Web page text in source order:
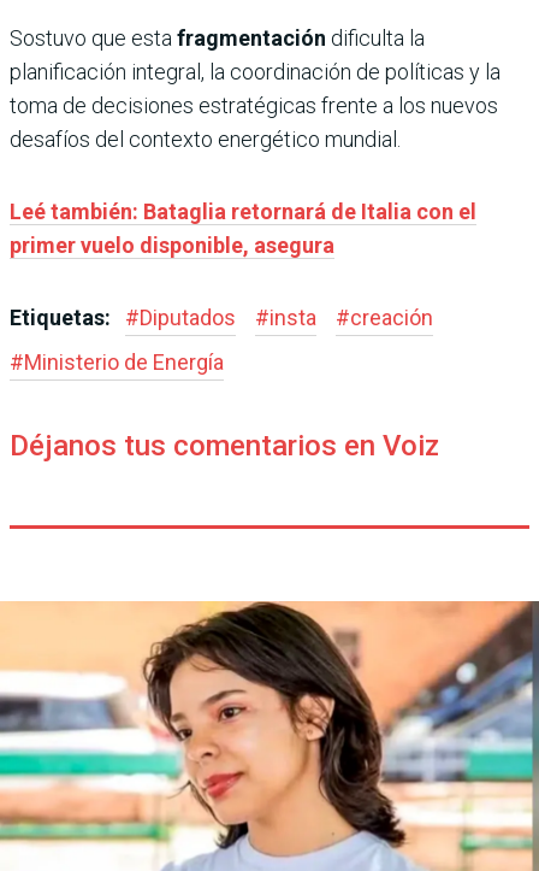
Sostuvo que esta fragmentación dificulta la
planificación integral, la coordinación de políticas y la
toma de decisiones estratégicas frente a los nuevos
desafíos del contexto energético mundial.
Leé también: Bataglia retornará de Italia con el
primer vuelo disponible, asegura
Etiquetas: #Diputados #insta #creación
#Ministerio de Energía
Déjanos tus comentarios en Voiz